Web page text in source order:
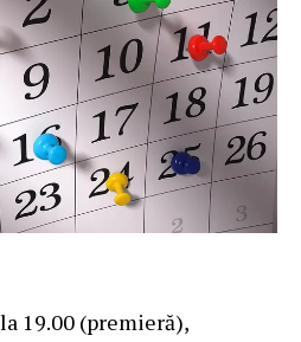
19.00 (premieră),